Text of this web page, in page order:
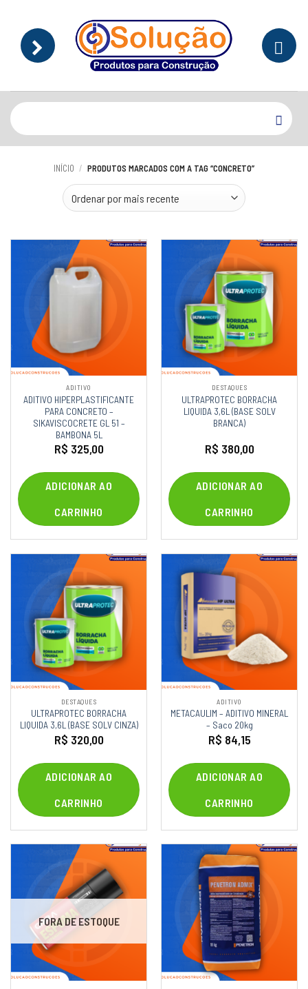
content
Pesquisar
por:
INÍCIO / PRODUTOS MARCADOS COM A TAG “CONCRETO”
ADITIVO
ADITIVO HIPERPLASTIFICANTE
PARA CONCRETO –
SIKAVISCOCRETE GL 51 –
BAMBONA 5L
R$ 325,00
ADICIONAR AO
CARRINHO
DESTAQUES
ULTRAPROTEC BORRACHA
LIQUIDA 3,6L (BASE SOLV
BRANCA)
R$ 380,00
ADICIONAR AO
CARRINHO
DESTAQUES
ULTRAPROTEC BORRACHA
LIQUIDA 3,6L (BASE SOLV CINZA)
R$ 320,00
ADICIONAR AO
CARRINHO
ADITIVO
METACAULIM – ADITIVO MINERAL
– Saco 20kg
R$ 84,15
ADICIONAR AO
CARRINHO
FORA DE ESTOQUE